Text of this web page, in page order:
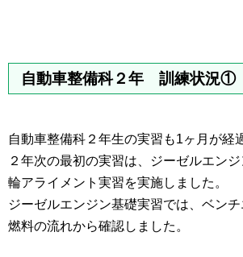
自動車整備科２年 訓練状況①
自動車整備科２年生の実習も1ヶ月が経
２年次の最初の実習は、ジーゼルエン
輪アライメント実習を実施しました。
ジーゼルエンジン基礎実習では、ベン
燃料の流れから確認しました。